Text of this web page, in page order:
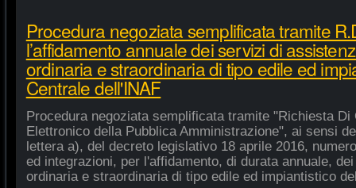
Procedura negoziata semplificata tramite
l’affidamento annuale dei servizi di
ordinaria e straordinaria di tipo edile ed
Centrale dell'INAF
Procedura negoziata semplificata tramite "Richiesta
Elettronico della Pubblica Amministrazione", ai sensi
lettera a), del decreto legislativo 18 aprile 2016,
ed integrazioni, per l'affidamento, di durata annuale,
ordinaria e straordinaria di tipo edile ed impiantistico